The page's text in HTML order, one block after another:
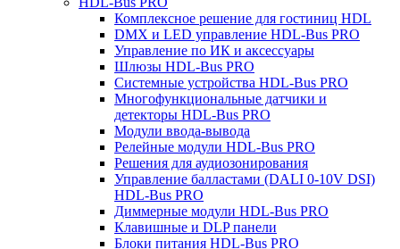
Комплексное решение для гостиниц HDL
DMX и LED управление HDL-Bus PRO
Управление по ИК и аксессуары
Шлюзы HDL-Bus PRO
Системные устройства HDL-Bus PRO
Многофункциональные датчики и
детекторы HDL-Bus PRO
Модули ввода-вывода
Релейные модули HDL-Bus PRO
Решения для аудиозонирования
Управление балластами (DALI 0-10V DSI)
HDL-Bus PRO
Диммерные модули HDL-Bus PRO
Клавишные и DLP панели
Блоки питания HDL-Bus PRO